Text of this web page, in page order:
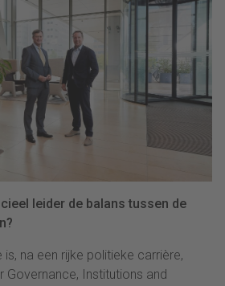
leider de balans tussen de
na een rijke politieke carrière,
Governance, Institutions and